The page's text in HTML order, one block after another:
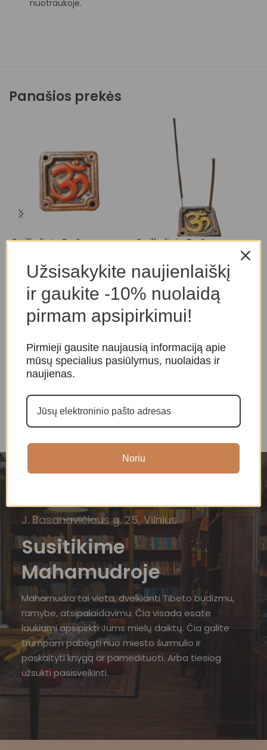
nuotraukoje.
Panašios prekės
Smilkalinė „Om”
Smilkalinės
10,00€
Smilkalinė „Om”
Smilkalinės
10,00€
J. Basanavičiaus g. 25, Vilnius
Susitikime
Mahamudroje
Mahamudra tai vieta, dvelkianti Tibeto budizmu,
ramybe, atsipalaidavimu. Čia visada esate
laukiami apsipirkti Jums mielų daiktų. Čia galite
trumpam pabėgti nuo miesto šurmulio ir
paskaityti knygą ar pamedituoti. Arba tiesiog
užsukti pasisveikinti.
Užsisakykite naujienlaiškį
ir gaukite -10% nuolaidą
pirmam apsipirkimui!
Pirmieji gausite naujausią informaciją apie
mūsų specialius pasiūlymus, nuolaidas ir
naujienas.
Noriu